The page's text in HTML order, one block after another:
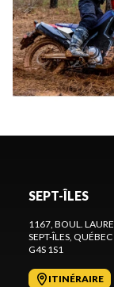
SEPT-ÎLES
1167, BOUL. LAURE
SEPT-ÎLES , QUÉBEC
G4S 1S1
ITINÉRAIRE